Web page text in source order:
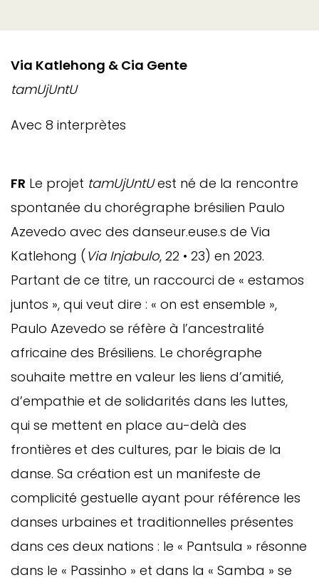
Via Katlehong & Cia Gente
tamUjUntU
Avec 8 interprètes
FR Le projet tamUjUntU est né de la rencontre
spontanée du chorégraphe brésilien Paulo
Azevedo avec des danseur.euse.s de Via
Katlehong ( Via Injabulo, 22 • 23) en 2023.
Partant de ce titre, un raccourci de « estamos
juntos », qui veut dire : « on est ensemble »,
Paulo Azevedo se réfère à l’ancestralité
africaine des Brésiliens. Le chorégraphe
souhaite mettre en valeur les liens d’amitié,
d’empathie et de solidarités dans les luttes,
qui se mettent en place au-delà des
frontières et des cultures, par le biais de la
danse. Sa création est un manifeste de
complicité gestuelle ayant pour référence les
danses urbaines et traditionnelles présentes
dans ces deux nations : le « Pantsula » résonne
dans le « Passinho » et dans la « Samba » se